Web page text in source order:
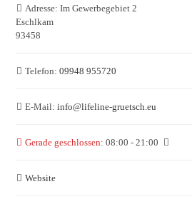
Adresse: Im Gewerbegebiet 2
Eschlkam
93458
Telefon: 09948 955720
E-Mail: info@lifeline-gruetsch.eu
Gerade geschlossen: 08:00 - 21:00
Website